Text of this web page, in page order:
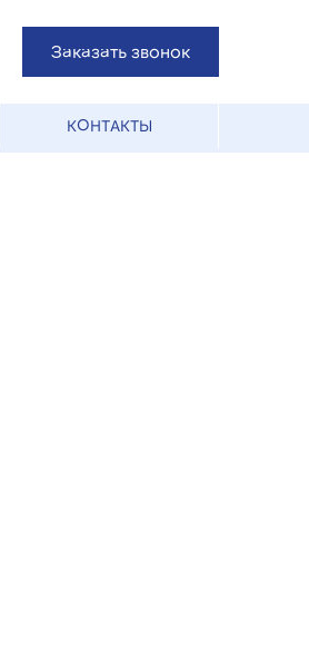
Заказать звонок
КОНТАКТЫ